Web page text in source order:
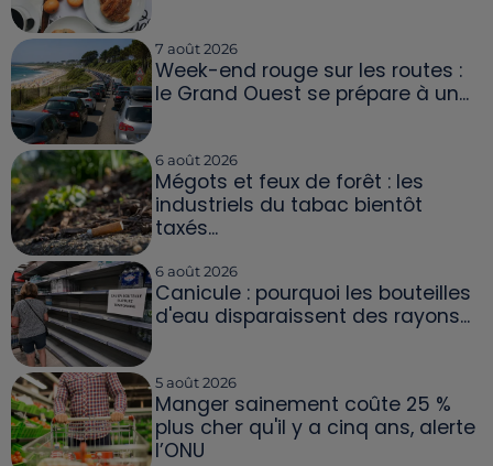
7 août 2026
Week-end rouge sur les routes :
le Grand Ouest se prépare à un...
6 août 2026
Mégots et feux de forêt : les
industriels du tabac bientôt
taxés...
6 août 2026
Canicule : pourquoi les bouteilles
d'eau disparaissent des rayons...
5 août 2026
Manger sainement coûte 25 %
plus cher qu'il y a cinq ans, alerte
l’ONU